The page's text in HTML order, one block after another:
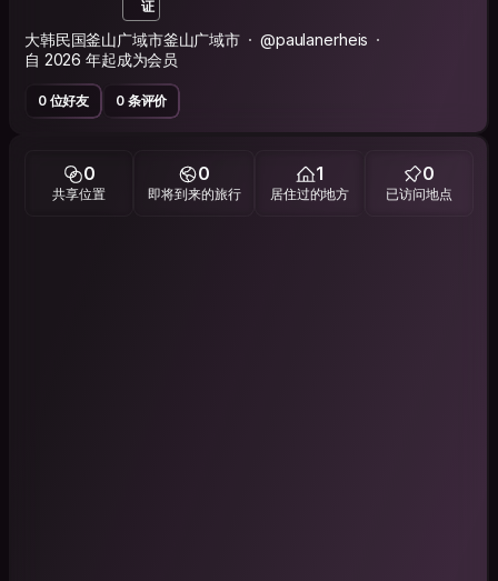
证
大韩民国釜山广域市釜山广域市
@paulanerheis
自 2026 年起成为会员
0 位好友 0 条评价
0
共享位置
0
即将到来的旅行
1
居住过的地方
0
已访问地点